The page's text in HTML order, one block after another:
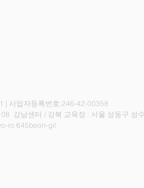
| 사업자등록번호:246-42-00358
강남센터 / 강북 교육장 : 서울 성동구 성
ro 645beon-gil